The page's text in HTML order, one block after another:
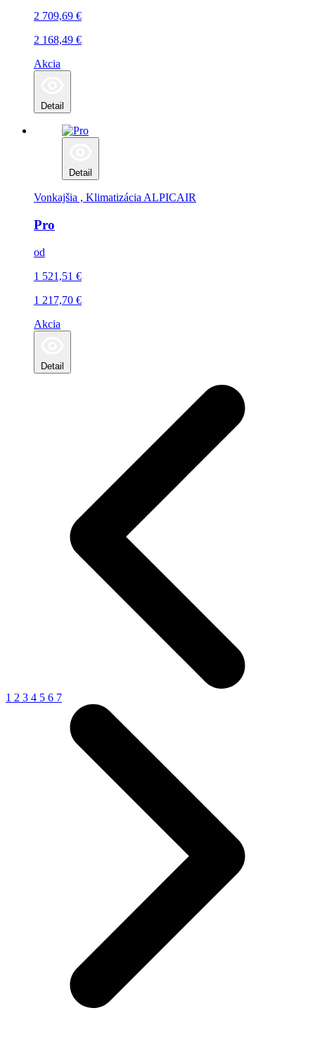
2 709,69 €
2 168,49 €
Akcia
Detail
Detail
Vonkajšia , Klimatizácia ALPICAIR
Pro
od
1 521,51 €
1 217,70 €
Akcia
Detail
1 2 3 4 5 6 7